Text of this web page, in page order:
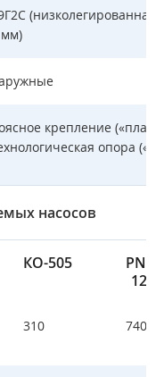
крепление
опора
насосов
КО-505
PNR-
122
310 740